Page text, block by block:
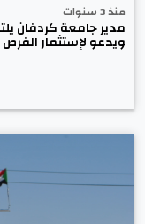
منذ 3 سنوات
مدير جامعة كردفان
ويدعو لإستثمار